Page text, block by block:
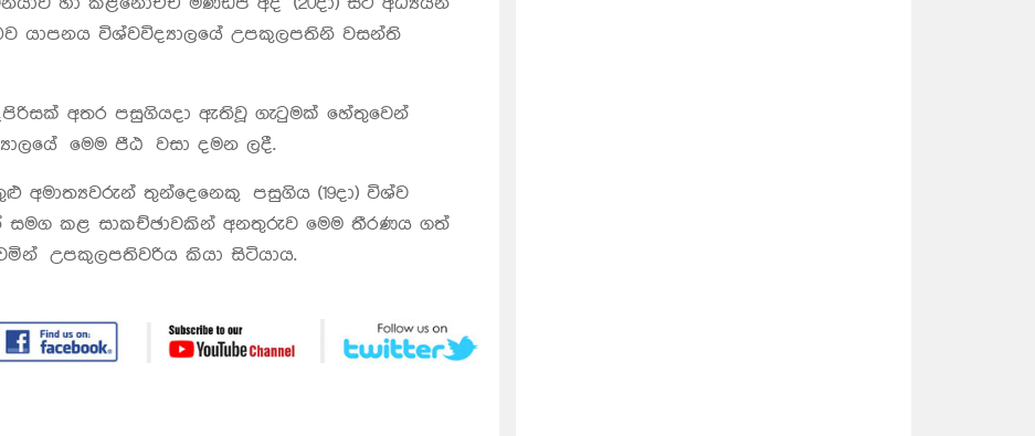
යාපනය විශ්වවිද්‍යාලයේ උපකුලපතිනි වසන්ති
අතර පසුගියදා ඇතිවූ ගැටුමක් හේතුවෙන්
මෙම පීඨ වසා දමන ලදී.
අමාත්‍යවරුන් තුන්දෙනෙකු පසුගිය (19දා) විශ්ව
සමග කළ සාකච්ඡාවකින් අනතුරුව මෙම තීරණය ගත්
උපකුලපතිවරිය කියා සිටියාය.